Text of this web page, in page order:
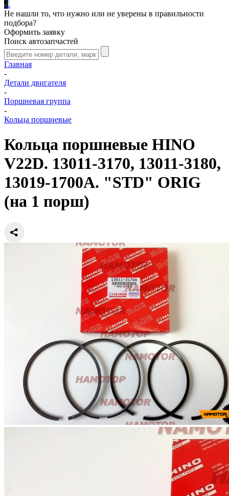
...
Не нашли то, что нужно или не уверены в правильности
подбора?
Оформить заявку
Поиск автозапчастей
Главная
-
Детали двигателя
-
Поршневая группа
-
Кольца поршневые
Кольца поршневые HINO
V22D. 13011-3170, 13011-3180,
13019-1700A. "STD" ORIG
(на 1 порш)